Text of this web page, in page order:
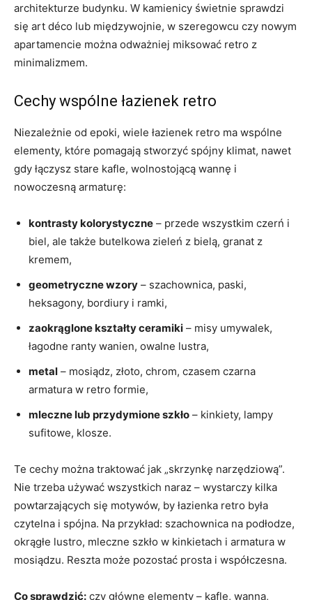
architekturze budynku. W kamienicy świetnie sprawdzi
się art déco lub międzywojnie, w szeregowcu czy nowym
apartamencie można odważniej miksować retro z
minimalizmem.
Cechy wspólne łazienek retro
Niezależnie od epoki, wiele łazienek retro ma wspólne
elementy, które pomagają stworzyć spójny klimat, nawet
gdy łączysz stare kafle, wolnostojącą wannę i
nowoczesną armaturę:
kontrasty kolorystyczne – przede wszystkim czerń i
biel, ale także butelkowa zieleń z bielą, granat z
kremem,
geometryczne wzory – szachownica, paski,
heksagony, bordiury i ramki,
zaokrąglone kształty ceramiki – misy umywalek,
łagodne ranty wanien, owalne lustra,
metal – mosiądz, złoto, chrom, czasem czarna
armatura w retro formie,
mleczne lub przydymione szkło – kinkiety, lampy
sufitowe, klosze.
Te cechy można traktować jak „skrzynkę narzędziową”.
Nie trzeba używać wszystkich naraz – wystarczy kilka
powtarzających się motywów, by łazienka retro była
czytelna i spójna. Na przykład: szachownica na podłodze,
okrągłe lustro, mleczne szkło w kinkietach i armatura w
mosiądzu. Reszta może pozostać prosta i współczesna.
Co sprawdzić: czy główne elementy – kafle, wanna,